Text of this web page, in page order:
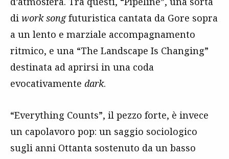
di work songfuturistica cantata da Gore sopra
a un lento e marziale accompagnamento
ritmico, e una “The Landscape Is Changing”
destinata ad aprirsi in una coda
evocativamente dark.
“Everything Counts”, il pezzo forte, è invece
un capolavoro pop: un saggio sociologico
sugli anni Ottanta sostenuto da un basso